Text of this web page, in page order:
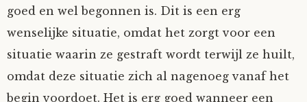
goed en wel begonnen is. Dit is een erg
wenselijke situatie, omdat het zorgt voor een
situatie waarin ze gestraft wordt terwijl ze huilt,
omdat deze situatie zich al nagenoeg vanaf het
begin voordoet. Het is erg goed wanneer een